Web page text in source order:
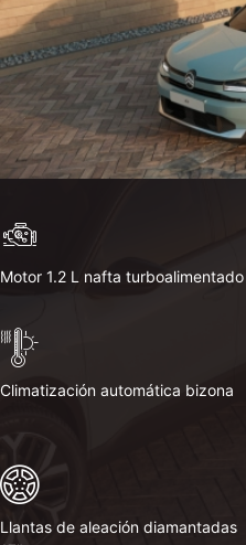
Motor 1.2 L nafta turboalimentado
Climatización automática bizona
Llantas de aleación diamantadas